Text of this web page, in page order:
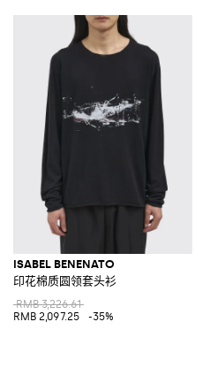
ISABEL BENENATO
印花棉质圆领套头衫
RMB 3,226.61
RMB 2,097.25
-35%